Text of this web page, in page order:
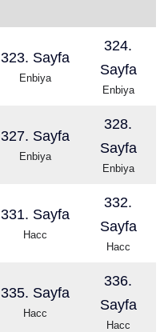
323. Sayfa
Enbiya
324.
Sayfa
Enbiya
327. Sayfa
Enbiya
328.
Sayfa
Enbiya
331. Sayfa
Hacc
332.
Sayfa
Hacc
335. Sayfa
Hacc
336.
Sayfa
Hacc